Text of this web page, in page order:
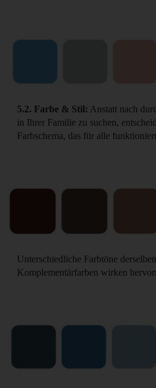
5.2. Farbe & Stil: Anstatt nach
in Ihrer Familie zu suchen,
Farbschema, das für alle
Unterschiedliche Farbtöne
Komplementärfarben wirken